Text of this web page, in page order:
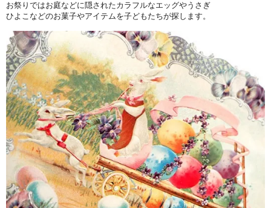
お祭りではお庭などに隠されたカラフルなエッグやうさぎ
ひよこなどのお菓子やアイテムを子どもたちが探します。